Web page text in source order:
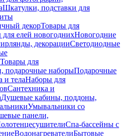
Шкатулки, подставки для
декорТовары для
для елей новогоднихНовогодние
декорацииСветодиодные
Товары для
подарочные наборыПодарочные
и телаНаборы для
Сантехника и
Душевые кабины, поддоны,
Умывальники со
панели,
Спа-бассейны с
ВодонагревателиБытовые